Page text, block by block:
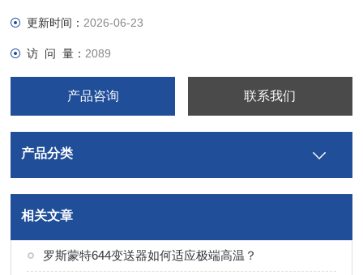
流，从而抑制了不需要的报警信号。
更新时间： 2026-06-23
访 问 量： 2089
产品咨询 联系我们
产品分类
相关文章
罗斯蒙特644变送器如何适应极端高温？